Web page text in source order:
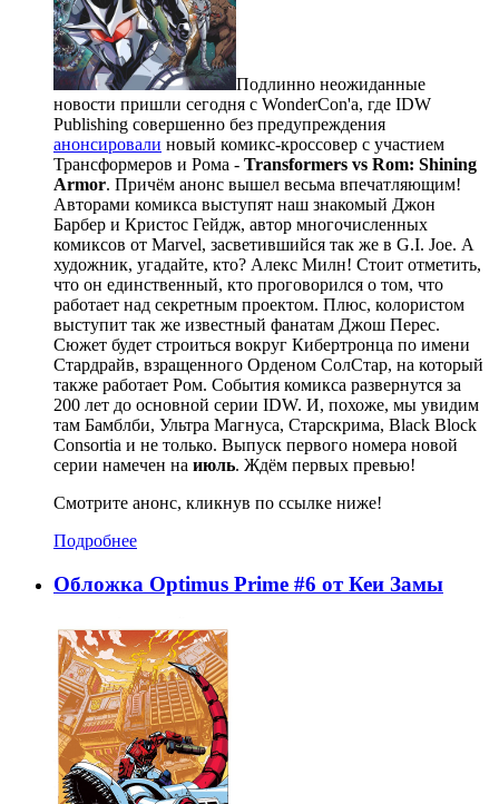
Подлинно неожиданные
новости пришли сегодня с WonderCon'а, где IDW
Publishing совершенно без предупреждения
анонсировали новый комикс-кроссовер с участием
Трансформеров и Рома - Transformers vs Rom: Shining
Armor. Причём анонс вышел весьма впечатляющим!
Авторами комикса выступят наш знакомый Джон
Барбер и Кристос Гейдж, автор многочисленных
комиксов от Marvel, засветившийся так же в G.I. Joe. А
художник, угадайте, кто? Алекс Милн! Стоит отметить,
что он единственный, кто проговорился о том, что
работает над секретным проектом. Плюс, колористом
выступит так же известный фанатам Джош Перес.
Сюжет будет строиться вокруг Кибертронца по имени
Стардрайв, взращенного Орденом СолСтар, на который
также работает Ром. События комикса развернутся за
200 лет до основной серии IDW. И, похоже, мы увидим
там Бамблби, Ультра Магнуса, Старскрима, Black Block
Consortia и не только. Выпуск первого номера новой
серии намечен на июль. Ждём первых превью!
Смотрите анонс, кликнув по ссылке ниже!
Подробнее
Обложка Optimus Prime #6 от Кеи Замы